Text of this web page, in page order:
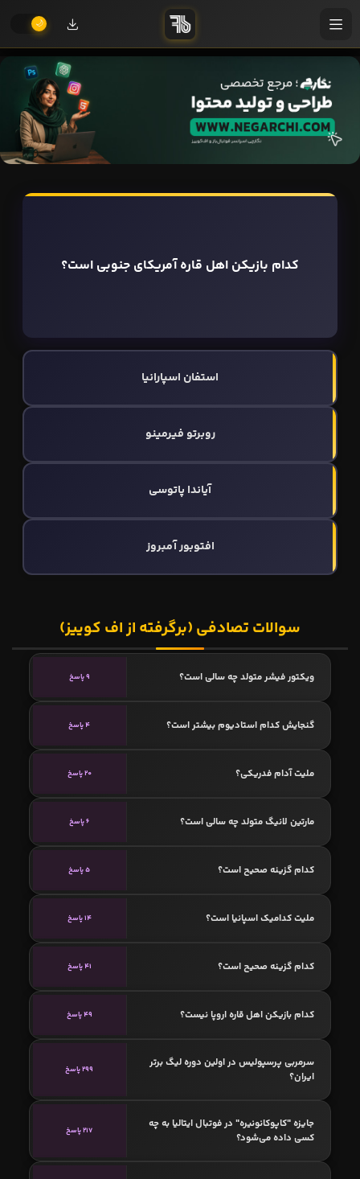
کدام بازیکن اهل قاره آمریکای جنوبی است؟
استفان اسپارانیا
روبرتو فیرمینو
آیاندا پاتوسی
افتوبور آمبروز
سوالات تصادفی (برگرفته از اف کوییز)
ویکتور فیشر متولد چه سالی است؟ 9 پاسخ
گنجایش کدام استادیوم بیشتر است؟ 4 پاسخ
ملیت آدام فدریکی؟ 20 پاسخ
مارتین لانیگ متولد چه سالی است؟ 6 پاسخ
کدام گزینه صحیح است؟ 5 پاسخ
ملیت کدامیک اسپانیا است؟ 14 پاسخ
کدام گزینه صحیح است؟ 41 پاسخ
کدام بازیکن اهل قاره اروپا نیست؟ 49 پاسخ
سرمربی پرسپولیس در اولین دوره لیگ برتر
ایران؟
299 پاسخ
جایزه "کاپوکانونیره" در فوتبال ایتالیا به چه
کسی داده می‌شود؟
217 پاسخ